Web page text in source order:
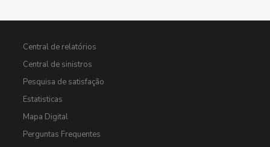
Central de relatórios
Central de sinistros
Pesquisa de satisfação
Estatisticas
Mapa Digital
Perguntas Frequentes